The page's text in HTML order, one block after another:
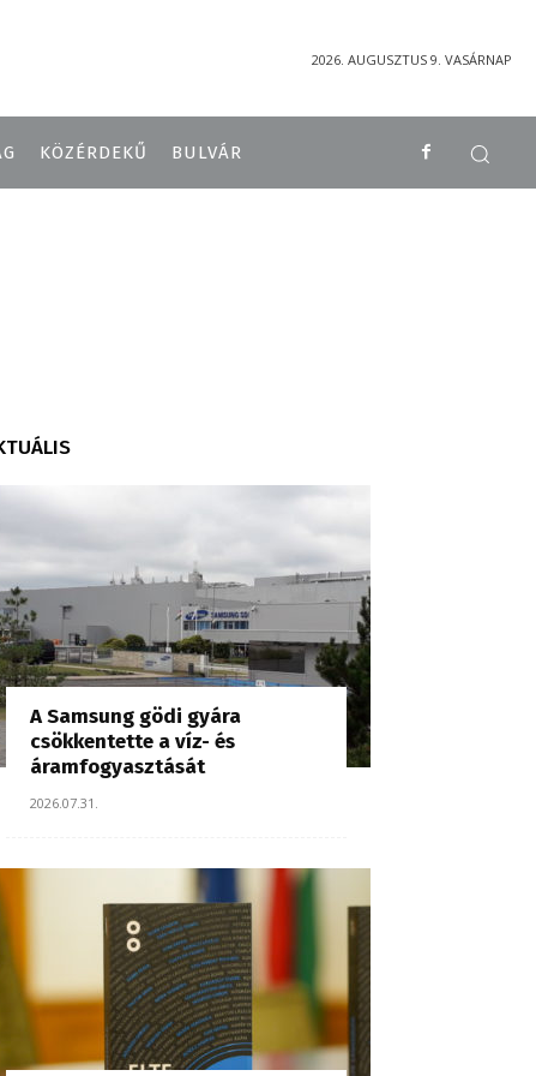
2026. AUGUSZTUS 9. VASÁRNAP
KÖZÉRDEKŰ BULVÁR
A Samsung gödi gyára
csökkentette a víz- és
áramfogyasztását
2026.07.31.